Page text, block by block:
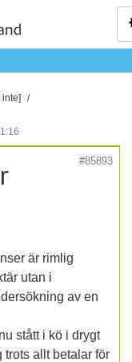
#85893
är rimlig
utan i
av en
stått i kö i drygt
trots allt betalar för